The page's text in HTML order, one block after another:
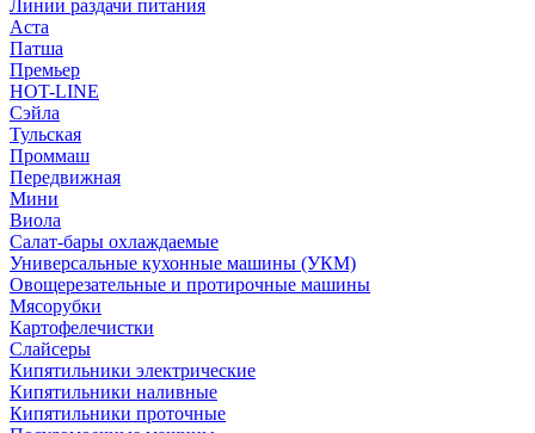
Линии раздачи питания
Аста
Патша
Премьер
HOT-LINE
Сэйла
Тульская
Проммаш
Передвижная
Мини
Виола
Салат-бары охлаждаемые
Универсальные кухонные машины (УКМ)
Овощерезательные и протирочные машины
Мясорубки
Картофелечистки
Слайсеры
Кипятильники электрические
Кипятильники наливные
Кипятильники проточные